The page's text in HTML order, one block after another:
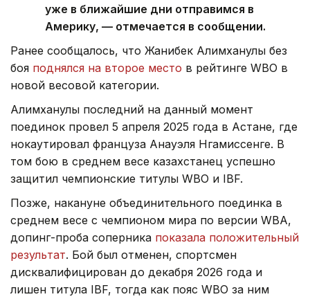
уже в ближайшие дни отправимся в
Америку, — отмечается в сообщении.
Ранее сообщалось, что Жанибек Алимханулы без
боя поднялся на второе место в рейтинге WBO в
новой весовой категории.
Алимханулы последний на данный момент
поединок провел 5 апреля 2025 года в Астане, где
нокаутировал француза Анауэля Нгамиссенге. В
том бою в среднем весе казахстанец успешно
защитил чемпионские титулы WBO и IBF.
Позже, накануне объединительного поединка в
среднем весе с чемпионом мира по версии WBA,
допинг-проба соперника показала положительный
результат. Бой был отменен, спортсмен
дисквалифицирован до декабря 2026 года и
лишен титула IBF, тогда как пояс WBO за ним